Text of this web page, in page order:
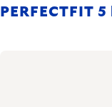
PERFECTFIT